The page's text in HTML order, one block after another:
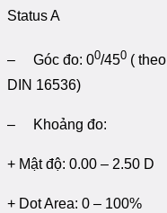
Status A
– Góc đo: 00/450 (
DIN 16536)
– Khoảng đo:
+ Mật độ: 0.00 – 2.50 D
+ Dot Area: 0 – 100%